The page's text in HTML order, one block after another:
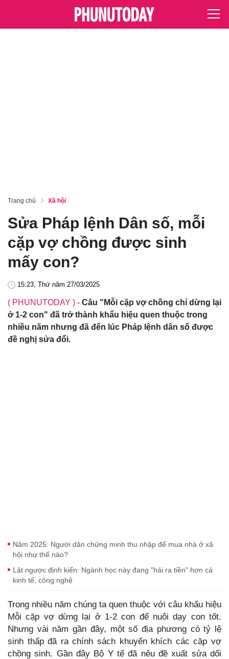
Trang chủ Xã hội
Sửa Pháp lệnh Dân số, mỗi
cặp vợ chồng được sinh
mấy con?
15:23, Thứ năm 27/03/2025
( PHUNUTODAY ) - Câu "Mỗi cặp vợ chồng chỉ dừng lại
ở 1-2 con" đã trở thành khẩu hiệu quen thuộc trong
nhiều năm nhưng đã đến lúc Pháp lệnh dân số được
đề nghị sửa đổi.
Năm 2025: Người dân chứng minh thu nhập để mua nhà ở xã
hội như thế nào?
Lật ngược định kiến: Ngành học này đang "hái ra tiền" hơn cả
kinh tế, công nghệ
Trong nhiều năm chúng ta quen thuộc với câu khẩu hiệu
Mỗi cặp vợ dừng lại ở 1-2 con để nuôi dạy con tốt.
Nhưng vài năm gần đây, một số địa phương có tỷ lệ
sinh thấp đã ra chính sách khuyến khích các cặp vợ
chồng sinh. Gần đây Bộ Y tế đã nêu đề xuất sửa dổi